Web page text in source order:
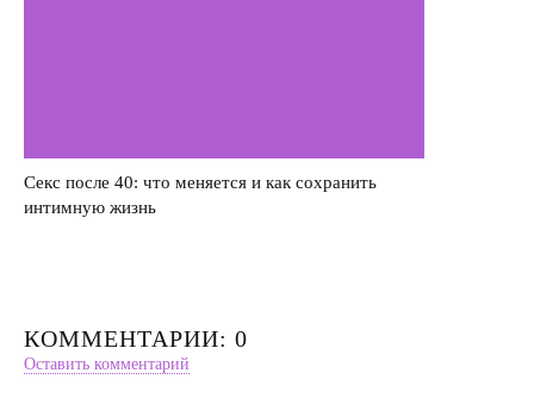
Секс после 40: что меняется и как сохранить
интимную жизнь
КОММЕНТАРИИ: 0
Оставить комментарий